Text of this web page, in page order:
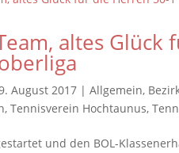
altes
August 2017 |Allgemein,
,Tennisverein Hochtaunus,
und den BOL-